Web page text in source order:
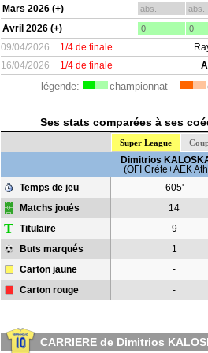
Mars 2026 (+) abs. abs.
Avril 2026 (+) 0 0
09/04/2026 1/4 de finale
16/04/2026
1/4 de finale
légende: championnat
Ses stats comparées à ses
Super League
Dimitrios
(OFI Crète+AEK
Temps de jeu
605'
Matchs joués
14
T Titulaire
9
Buts marqués
1
Carton jaune
-
Carton rouge
-
CARRIERE de Dimitrios